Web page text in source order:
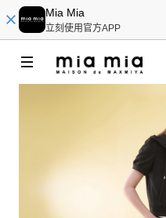
Mia Mia
立刻使用官方APP